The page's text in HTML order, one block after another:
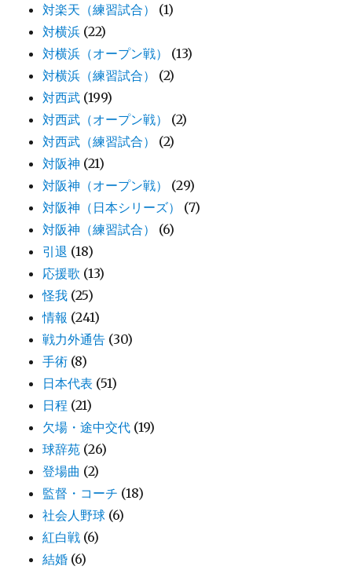
対楽天（練習試合）
(1)
対横浜 (22)
対横浜（オープン戦）
(13)
対横浜（練習試合）
(2)
対西武 (199)
対西武（オープン戦）
(2)
対西武（練習試合）
(2)
対阪神 (21)
対阪神（オープン戦）
(29)
対阪神（日本シリーズ）
(7)
対阪神（練習試合）
(6)
引退 (18)
応援歌 (13)
怪我 (25)
情報 (241)
戦力外通告 (30)
手術 (8)
日本代表 (51)
日程 (21)
欠場・途中交代 (19)
球辞苑 (26)
登場曲 (2)
監督・コーチ (18)
社会人野球 (6)
紅白戦 (6)
結婚 (6)